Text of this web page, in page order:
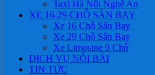
Taxi Hà Nội Nghệ An
XE 16-29 CHỖ SÂN BAY
Xe 16 Chỗ Sân Bay
Xe 29 Chỗ Sân Bay
Xe Limosine 9 Chỗ
DỊCH VỤ NỘI BÀI
TIN TỨC